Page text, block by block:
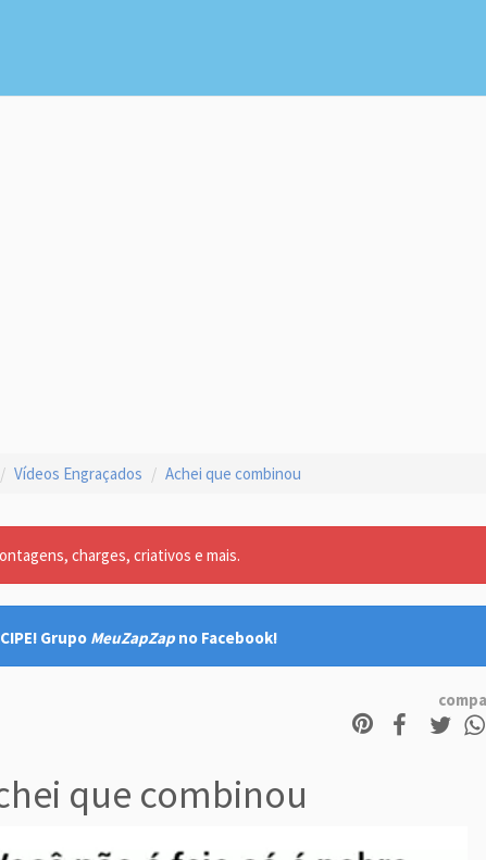
Vídeos Engraçados Achei que combinou
charges, criativos e mais.
Grupo MeuZapZap no Facebook!
que combinou